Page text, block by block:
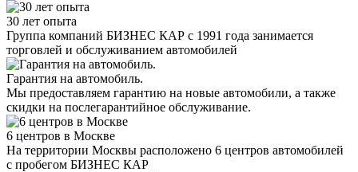
30 лет опыта
Группа компаний БИЗНЕС КАР с 1991 года занимается
торговлей и обслуживанием автомобилей
Гарантия на автомобиль.
Мы предоставляем гарантию на новые автомобили, а также
скидки на послегарантийное обслуживание.
6 центров в Москве
На территории Москвы расположено 6 центров автомобилей
с пробегом БИЗНЕС КАР